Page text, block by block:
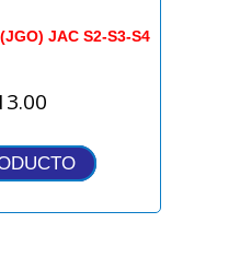
JAC S2-S3-S4